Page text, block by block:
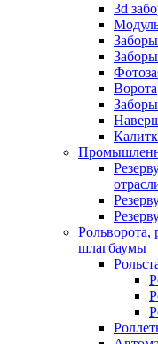
3d
Ворота
Рольворота,
шлагбаумы